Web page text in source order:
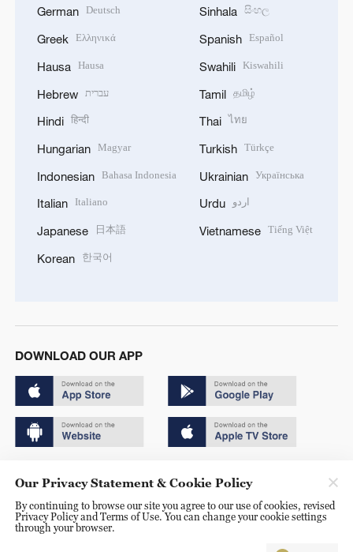
German Deutsch
Greek Ελληνικά
Hausa Hausa
Hebrew עברית
Hindi हिन्दी
Hungarian Magyar
Indonesian Bahasa Indonesia
Italian Italiano
Japanese 日本語
Korean 한국어
Sinhala සිංහල
Spanish Español
Swahili Kiswahili
Tamil தமிழ்
Thai ไทย
Turkish Türkçe
Ukrainian Українська
Urdu اردو
Vietnamese Tiếng Việt
DOWNLOAD OUR APP
京ICP备20000184号
京公网安备 11010502050052号
Our Privacy Statement & Cookie Policy
By continuing to browse our site you agree to our use of cookies, revised
Privacy Policy and Terms of Use. You can change your cookie settings
through your browser.